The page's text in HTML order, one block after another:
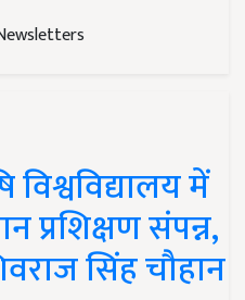
विश्वविद्यालय में
प्रशिक्षण संपन्न,
सिंह चौहान